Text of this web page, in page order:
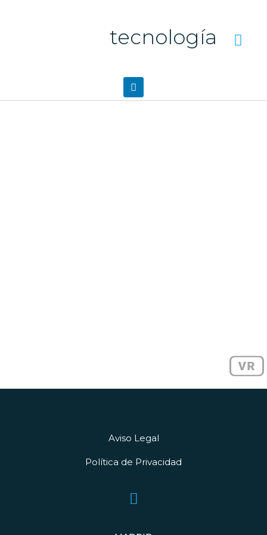
tecnología
Aviso Legal
Política de Privacidad